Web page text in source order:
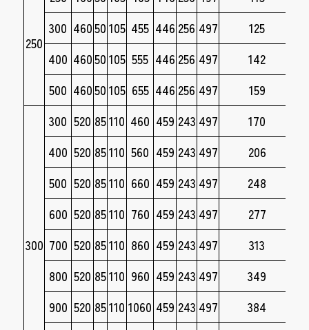
250
300 46050 105 455 446 256 497
125
400 46050 105 555 446 256 497
142
500 46050 105 655 446 256 497 159
300
300 520 85110 460 459 243 497
170
400 520 85110 560 459 243 497
206
500 520 85110 660 459 243 497
248
600 520 85110 760 459 243 497
277
700 520 85110 860 459 243 497
313
800 520 85110 960 459 243 497
349
900 520 85110 1060 459 243 497
384